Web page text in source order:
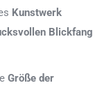
Kunstwerk
Blickfang
Größe der